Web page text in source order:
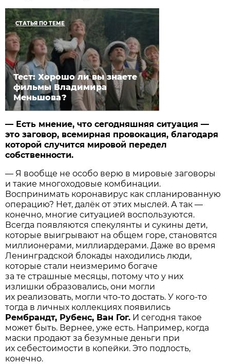
СТАТЬЯ ПО ТЕМЕ
Тест: Хорошо ли вы знаете
фильмы Владимира
Меньшова?
— Есть мнение, что сегодняшняя ситуация —
это заговор, всемирная провокация, благодаря
которой случится мировой передел
собственности.
— Я вообще не особо верю в мировые заговоры
и такие многоходовые комбинации.
Воспринимать коронавирус как спланированную
операцию? Нет, далёк от этих мыслей. А так —
конечно, многие ситуацией воспользуются.
Всегда появляются спекулянты и сукины дети,
которые выигрывают на общем горе, становятся
миллионерами, миллиардерами. Даже во время
Ленинградской блокады находились люди,
которые стали неизмеримо богаче
за те страшные месяцы, потому что у них
излишки образовались, они могли
их реализовать, могли что-то достать. У кого-то
тогда в личных коллекциях появились
Рембрандт, Рубенс, Ван Гог. И сегодня такое
может быть. Вернее, уже есть. Например, когда
маски продают за безумные деньги при
их себестоимости в копейки. Это подлость,
конечно.